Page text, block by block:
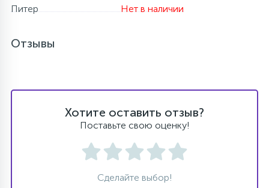
Питер
Нет в наличии
Отзывы
Хотите оставить отзыв?
Поставьте свою оценку!
Сделайте выбор!